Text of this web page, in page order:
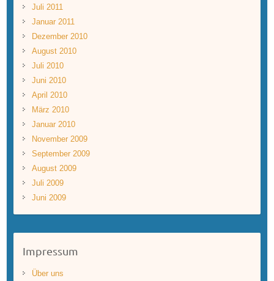
Juli 2011
Januar 2011
Dezember 2010
August 2010
Juli 2010
Juni 2010
April 2010
März 2010
Januar 2010
November 2009
September 2009
August 2009
Juli 2009
Juni 2009
Impressum
Über uns